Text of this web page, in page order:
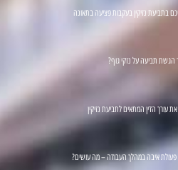
בתביעת נזיקין בעקבות פציעה בתאונה
הגשת תביעה על נזקי גוף?
עורך הדין המתאים לתביעת נזיקין
איבה במהלך העבודה – מה עושים?